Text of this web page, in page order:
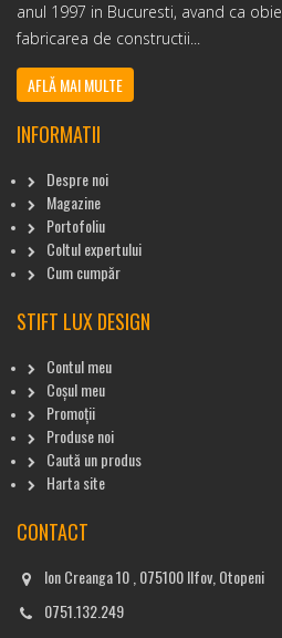
anul 1997 in Bucuresti, avand ca
fabricarea de constructii...
AFLĂ MAI MULTE
INFORMATII
Despre noi
Magazine
Portofoliu
Coltul expertului
Cum cumpăr
STIFT LUX DESIGN
Contul meu
Coșul meu
Promoții
Produse noi
Caută un produs
Harta site
CONTACT
Ion Creanga 10 , 075100 Ilfov, Otopeni
0751.132.249